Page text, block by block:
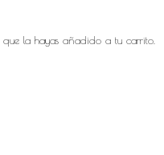
que la hayas añadido a tu carrito.